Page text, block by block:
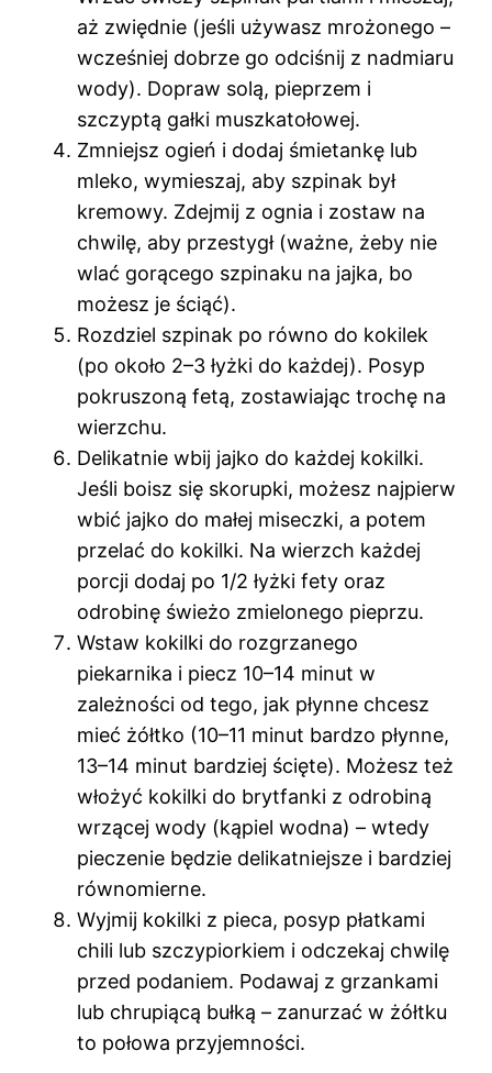
aż zwiędnie (jeśli używasz mrożonego –
wcześniej dobrze go odciśnij z nadmiaru
wody). Dopraw solą, pieprzem i
szczyptą gałki muszkatołowej.
Zmniejsz ogień i dodaj śmietankę lub
mleko, wymieszaj, aby szpinak był
kremowy. Zdejmij z ognia i zostaw na
chwilę, aby przestygł (ważne, żeby nie
wlać gorącego szpinaku na jajka, bo
możesz je ściąć).
Rozdziel szpinak po równo do kokilek
(po około 2–3 łyżki do każdej). Posyp
pokruszoną fetą, zostawiając trochę na
wierzchu.
Delikatnie wbij jajko do każdej kokilki.
Jeśli boisz się skorupki, możesz najpierw
wbić jajko do małej miseczki, a potem
przelać do kokilki. Na wierzch każdej
porcji dodaj po 1/2 łyżki fety oraz
odrobinę świeżo zmielonego pieprzu.
Wstaw kokilki do rozgrzanego
piekarnika i piecz 10–14 minut w
zależności od tego, jak płynne chcesz
mieć żółtko (10–11 minut bardzo płynne,
13–14 minut bardziej ścięte). Możesz też
włożyć kokilki do brytfanki z odrobiną
wrzącej wody (kąpiel wodna) – wtedy
pieczenie będzie delikatniejsze i bardziej
równomierne.
Wyjmij kokilki z pieca, posyp płatkami
chili lub szczypiorkiem i odczekaj chwilę
przed podaniem. Podawaj z grzankami
lub chrupiącą bułką – zanurzać w żółtku
to połowa przyjemności.